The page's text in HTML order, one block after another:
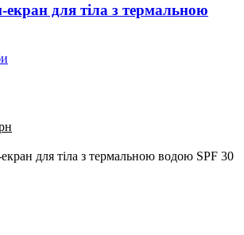
для тіла з термальною
для тіла з термальною водою SPF 30